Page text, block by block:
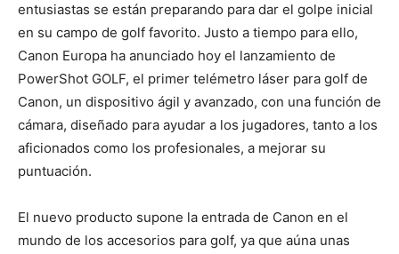
entusiastas se están preparando para dar el golpe inicial
en su campo de golf favorito. Justo a tiempo para ello,
Canon Europa ha anunciado hoy el lanzamiento de
PowerShot GOLF, el primer telémetro láser para golf de
Canon, un dispositivo ágil y avanzado, con una función de
cámara, diseñado para ayudar a los jugadores, tanto a los
aficionados como los profesionales, a mejorar su
puntuación.
El nuevo producto supone la entrada de Canon en el
mundo de los accesorios para golf, ya que aúna unas